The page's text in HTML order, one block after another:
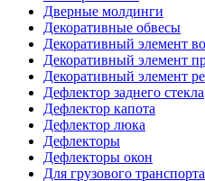
Дверные молдинги
Декоративные обвесы
Декоративный элемент
Декоративный элемент
Декоративный элемент
Дефлектор заднего стекла
Дефлектор капота
Дефлектор люка
Дефлекторы
Дефлекторы окон
Для грузового транспорта